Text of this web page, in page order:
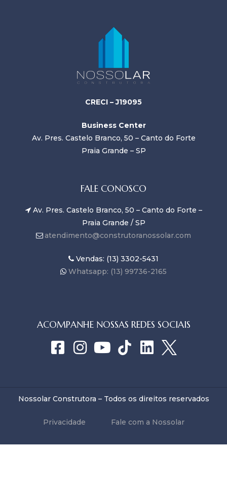
CRECI – J19095
Business Center
Av. Pres. Castelo Branco, 50 – Canto do Forte
Praia Grande – SP
FALE CONOSCO
Av. Pres. Castelo Branco, 50 – Canto do Forte –
Praia Grande / SP
atendimento@construtoranossolar.com
Vendas: (13) 3302-5431
Whatsapp: (13) 99736-2165
ACOMPANHE NOSSAS REDES SOCIAIS
Nossolar Construtora – Todos os direitos reservados
Privacidade Fale com a Nossolar